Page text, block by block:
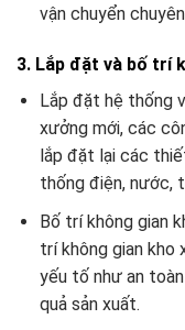
vận chuyển
3. Lắp đặt và bố trí
Lắp đặt hệ thống
xưởng mới, các
lắp đặt lại các
thống điện, nước,
Bố trí không gian
trí không gian kho
yếu tố như an
quả sản xuất.